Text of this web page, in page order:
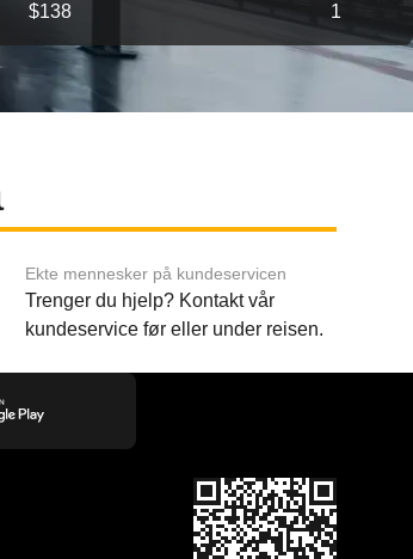
$138 1
Ekte mennesker på kundeservicen
Trenger du hjelp? Kontakt vår
kundeservice før eller under reisen.